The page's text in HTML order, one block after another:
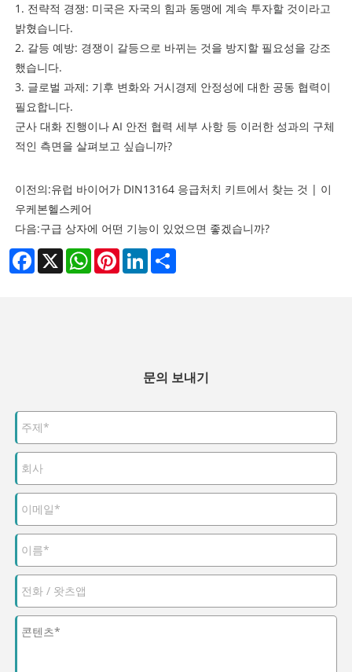
1. 전략적 경쟁: 미국은 자국의 힘과 동맹에 계속 투자할 것이라고
밝혔습니다.
2. 갈등 예방: 경쟁이 갈등으로 바뀌는 것을 방지할 필요성을 강조
했습니다.
3. 글로벌 과제: 기후 변화와 거시경제 안정성에 대한 공동 협력이
필요합니다.
군사 대화 진행이나 AI 안전 협력 세부 사항 등 이러한 성과의 구체
적인 측면을 살펴보고 싶습니까?
이전의:유럽 ​​바이어가 DIN13164 응급처치 키트에서 찾는 것 | 이
우케본헬스케어
다음:구급 상자에 어떤 기능이 있었으면 좋겠습니까?
Facebook
X WhatsAppPinterestLinkedIn
문의 보내기